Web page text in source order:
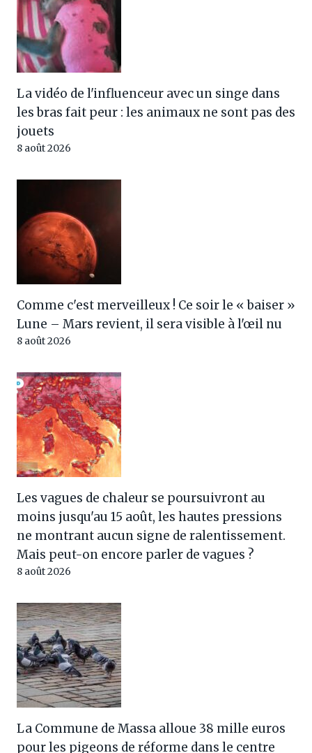
La vidéo de l'influenceur avec un singe dans
les bras fait peur : les animaux ne sont pas des
jouets
8 août 2026
Comme c'est merveilleux ! Ce soir le « baiser »
Lune – Mars revient, il sera visible à l'œil nu
8 août 2026
Les vagues de chaleur se poursuivront au
moins jusqu'au 15 août, les hautes pressions
ne montrant aucun signe de ralentissement.
Mais peut-on encore parler de vagues ?
8 août 2026
La Commune de Massa alloue 38 mille euros
pour les pigeons de réforme dans le centre